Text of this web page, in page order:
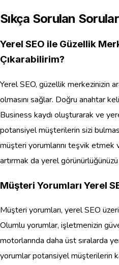
Sıkça Sorulan Sorular
Yerel SEO ile Güzellik
Çıkarabilirim?
Yerel SEO, güzellik merkezinizin
olmasını sağlar. Doğru anahtar
Business kaydı oluşturarak ve
potansiyel müşterilerin sizi
müşteri yorumlarını teşvik
artırmak da yerel
Müşteri Yorumları Yerel
Müşteri yorumları, yerel SEO
Olumlu yorumlar, işletmenizin
motorlarında daha üst sıralarda
yorumlar potansiyel müşterilerin